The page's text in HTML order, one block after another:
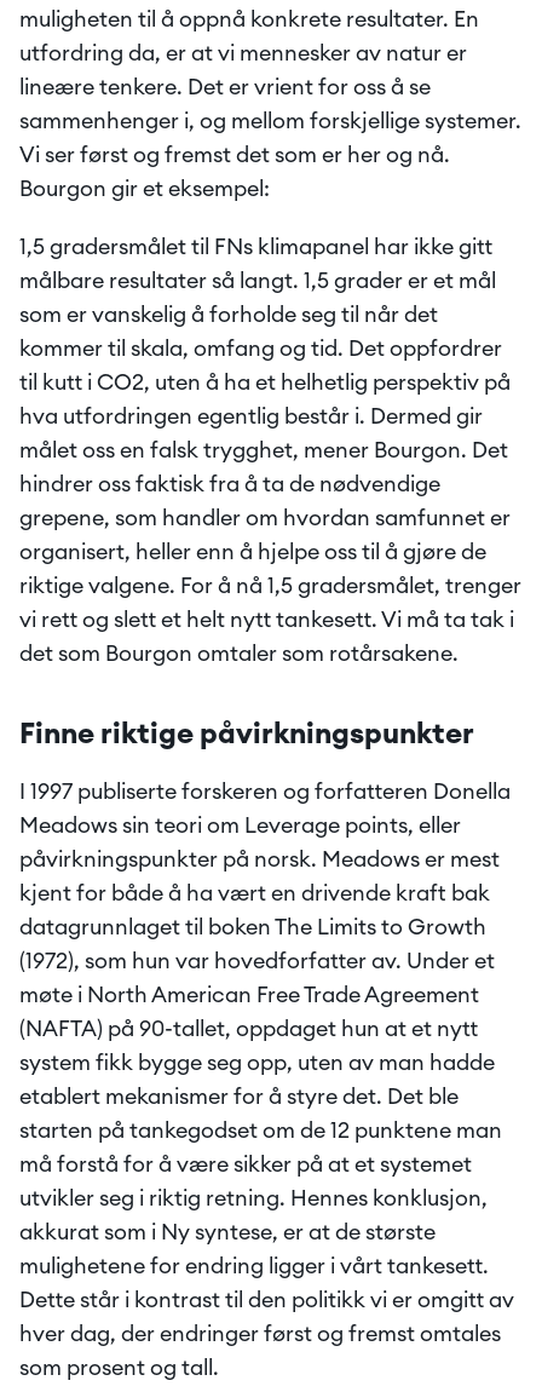
muligheten til å oppnå konkrete resultater. En
utfordring da, er at vi mennesker av natur er
lineære tenkere. Det er vrient for oss å se
sammenhenger i, og mellom forskjellige systemer.
Vi ser først og fremst det som er her og nå.
Bourgon gir et eksempel:
1,5 gradersmålet til FNs klimapanel har ikke gitt
målbare resultater så langt. 1,5 grader er et mål
som er vanskelig å forholde seg til når det
kommer til skala, omfang og tid. Det oppfordrer
til kutt i CO2, uten å ha et helhetlig perspektiv på
hva utfordringen egentlig består i. Dermed gir
målet oss en falsk trygghet, mener Bourgon. Det
hindrer oss faktisk fra å ta de nødvendige
grepene, som handler om hvordan samfunnet er
organisert, heller enn å hjelpe oss til å gjøre de
riktige valgene. For å nå 1,5 gradersmålet, trenger
vi rett og slett et helt nytt tankesett. Vi må ta tak i
det som Bourgon omtaler som rotårsakene.
Finne riktige påvirkningspunkter
I 1997 publiserte forskeren og forfatteren Donella
Meadows sin teori om Leverage points, eller
påvirkningspunkter på norsk. Meadows er mest
kjent for både å ha vært en drivende kraft bak
datagrunnlaget til boken The Limits to Growth
(1972), som hun var hovedforfatter av. Under et
møte i North American Free Trade Agreement
(NAFTA) på 90-tallet, oppdaget hun at et nytt
system fikk bygge seg opp, uten av man hadde
etablert mekanismer for å styre det. Det ble
starten på tankegodset om de 12 punktene man
må forstå for å være sikker på at et systemet
utvikler seg i riktig retning. Hennes konklusjon,
akkurat som i Ny syntese, er at de største
mulighetene for endring ligger i vårt tankesett.
Dette står i kontrast til den politikk vi er omgitt av
hver dag, der endringer først og fremst omtales
som prosent og tall.